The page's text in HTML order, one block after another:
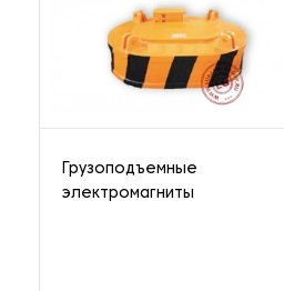
Грузоподъемные
электромагниты